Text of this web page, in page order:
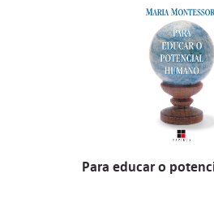
Para educar o